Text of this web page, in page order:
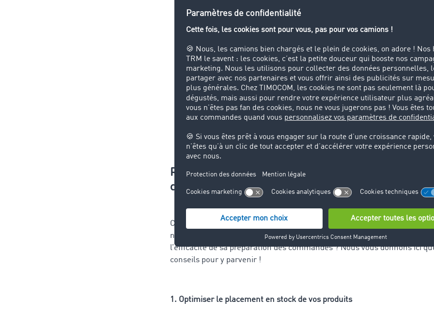
augmenter rapidement vos coûts opérationnels. A contrario,
des commandesefficace minimise ces coûts, car elle nécessite
temps, de main-d'œuvre et de ressources.
Avantage concurrentiel: l’amélioration du service client et la
coûts rendues possibles par une préparation des commandes
génèrent un avantage concurrentiel. Un système de préparation
commandes efficace peut donc vous aider à renforcer la
entreprise en tant que partenaire fiable et orienté client.
Renforcer l’efficacité de la préparation des
de votre entreprise – Nos sept conseils
Comme dit précédemment, une préparation des commandes efficace
nombreux avantages. Par contre, comment votre entreprise peut-elle
l’efficacité de sa préparation des commandes ? Nous vous donnons ici
conseils pour y parvenir !
1. Optimiser le placement en stock de vos produits